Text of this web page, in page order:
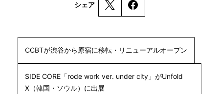
シェア
CCBTが渋谷から原宿に移転・リニューアルオープン
SIDE CORE「rode work ver. under city」がUnfold
X（韓国・ソウル）に出展